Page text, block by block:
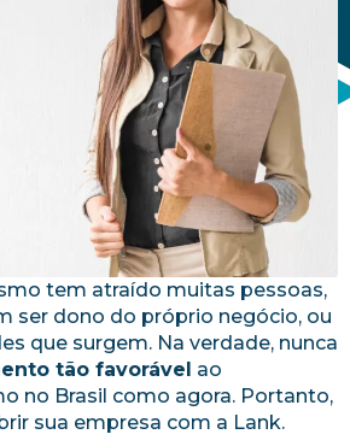
tem atraído muitas pessoas,
ser dono do próprio negócio, ou
que surgem. Na verdade, nunca
tão favorável ao
no Brasil como agora. Portanto,
sua empresa com a Lank.